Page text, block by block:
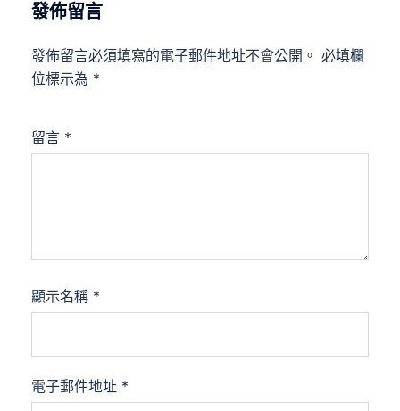
發佈留言
發佈留言必須填寫的電子郵件地址不會公開。 必填欄
位標示為 *
留言 *
顯示名稱 *
電子郵件地址 *